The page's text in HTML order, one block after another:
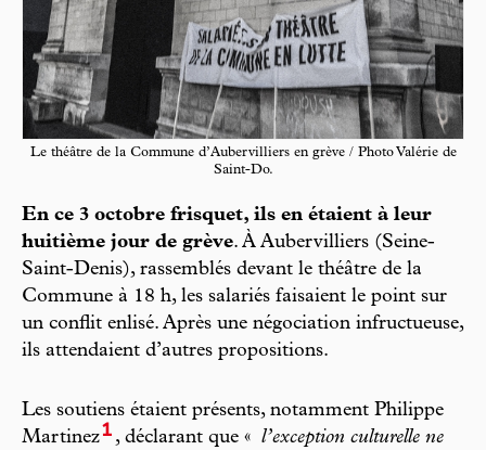
Le théâtre de la Commune d’Aubervilliers en grève / Photo Valérie de
Saint-Do.
En ce 3 octobre frisquet, ils en étaient à leur
huitième jour de grève. À Aubervilliers (Seine-
Saint-Denis), rassemblés devant le théâtre de la
Commune à 18 h, les salariés faisaient le point sur
un conflit enlisé. Après une négociation infructueuse,
ils attendaient d’autres propositions.
Les soutiens étaient présents, notamment Philippe
Martinez1 , déclarant que « l’exception culturelle ne